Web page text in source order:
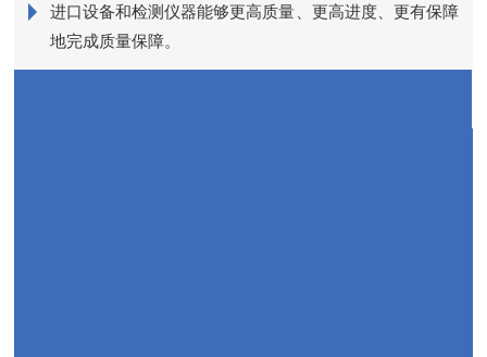
进口设备和检测仪器能够更高质量、更高进度、更有保障
地完成质量保障。